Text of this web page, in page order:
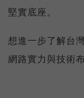
堅實底座。
想進一步了解台
網路實力與技術